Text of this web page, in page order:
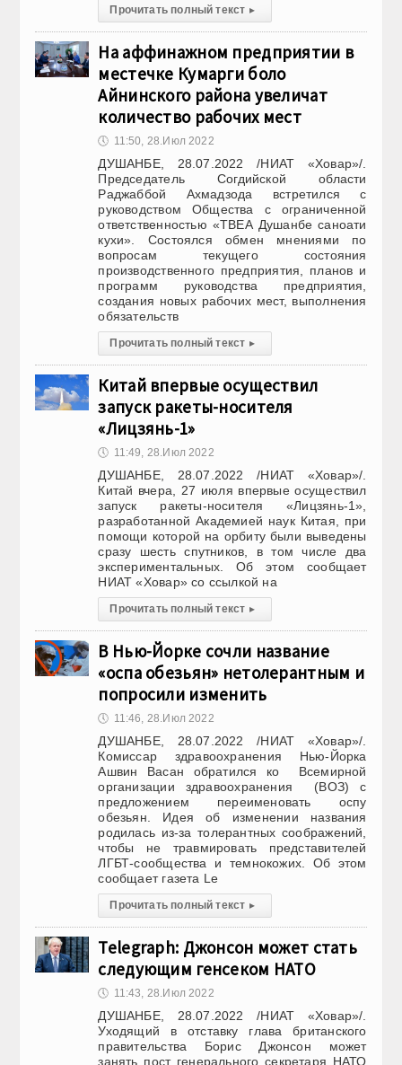
Прочитать полный текст ▸
На аффинажном предприятии в
местечке Кумарги боло
Айнинского района увеличат
количество рабочих мест
🕔 11:50, 28.Июл 2022
ДУШАНБЕ, 28.07.2022 /НИАТ «Ховар»/.
Председатель Согдийской области
Раджаббой Ахмадзода встретился с
руководством Общества с ограниченной
ответственностью «ТВЕА Душанбе саноати
кухи». Состоялся обмен мнениями по
вопросам текущего состояния
производственного предприятия, планов и
программ руководства предприятия,
создания новых рабочих мест, выполнения
обязательств
Прочитать полный текст ▸
Китай впервые осуществил
запуск ракеты-носителя
«Лицзянь-1»
🕔 11:49, 28.Июл 2022
ДУШАНБЕ, 28.07.2022 /НИАТ «Ховар»/.
Китай вчера, 27 июля впервые осуществил
запуск ракеты-носителя «Лицзянь-1»,
разработанной Академией наук Китая, при
помощи которой на орбиту были выведены
сразу шесть спутников, в том числе два
экспериментальных. Об этом сообщает
НИАТ «Ховар» со ссылкой на
Прочитать полный текст ▸
В Нью-Йорке сочли название
«оспа обезьян» нетолерантным и
попросили изменить
🕔 11:46, 28.Июл 2022
ДУШАНБЕ, 28.07.2022 /НИАТ «Ховар»/.
Комиссар здравоохранения Нью-Йорка
Ашвин Васан обратился ко Всемирной
организации здравоохранения (ВОЗ) с
предложением переименовать оспу
обезьян. Идея об изменении названия
родилась из-за толерантных соображений,
чтобы не травмировать представителей
ЛГБТ-сообщества и темнокожих. Об этом
сообщает газета Le
Прочитать полный текст ▸
Telegraph: Джонсон может стать
следующим генсеком НАТО
🕔 11:43, 28.Июл 2022
ДУШАНБЕ, 28.07.2022 /НИАТ «Ховар»/.
Уходящий в отставку глава британского
правительства Борис Джонсон может
занять пост генерального секретаря НАТО